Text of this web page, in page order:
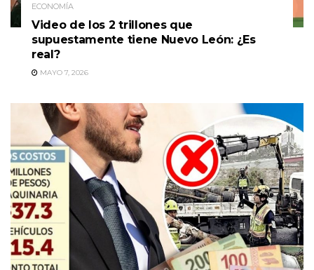
ECONOMÍA
Video de los 2 trillones que
supuestamente tiene Nuevo León: ¿Es
real?
MAYO 7, 2026